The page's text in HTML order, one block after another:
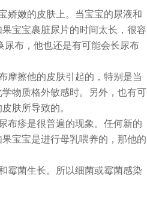
娇嫩的皮肤上。当宝宝的尿液和
宝宝裹脏尿片的时间太长，很容
布，他也还是有可能会长尿布
摩擦他的皮肤引起的，特别是当
物质格外敏感时。另外，也有可
肤所导致的。
布疹是很普遍的现象。任何新的
宝宝是进行母乳喂养的，那他的
霉菌生长。所以细菌或霉菌感染